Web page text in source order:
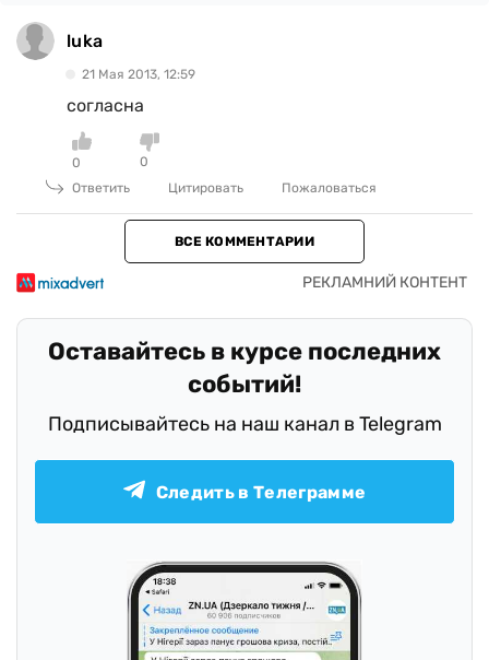
luka
21 Мая 2013, 12:59
согласна
0
0
Ответить
Цитировать Пожаловаться
ВСЕ КОММЕНТАРИИ
Оставайтесь в курсе последних
событий!
Подписывайтесь на наш канал в Telegram
Следить в Телеграмме